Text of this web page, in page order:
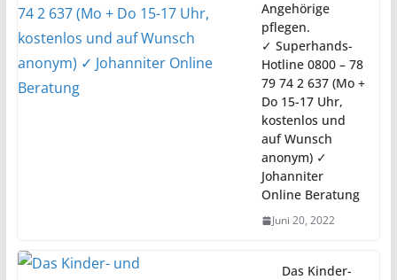
Angehörige
pflegen.
✓ Superhands-
Hotline 0800 – 78
79 74 2 637 (Mo +
Do 15-17 Uhr,
kostenlos und
auf Wunsch
anonym) ✓
Johanniter
Online Beratung
Juni 20, 2022
Das Kinder-